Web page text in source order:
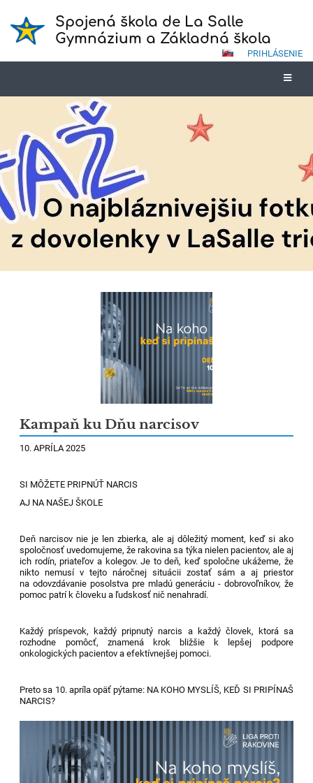
Spojená škola de La Salle
Gymnázium a Základná škola
PRIHLÁSENIE
Kampaň ku Dňu narcisov
10. APRÍLA 2025
SI MÔŽETE PRIPNÚŤ NARCIS
AJ NA NAŠEJ ŠKOLE
Deň narcisov nie je len zbierka, ale aj dôležitý moment, keď si ako
spoločnosť uvedomujeme, že rakovina sa týka nielen pacientov, ale aj
ich rodín, priateľov a kolegov. Je to deň, keď spoločne ukážeme, že
nikto nemusí v tejto náročnej situácii zostať sám a aj priestor
na odovzdávanie posolstva pre mladú generáciu - dobrovoľníkov, že
pomoc patrí k človeku a ľudskosť nič nenahradí.
Každý príspevok, každý pripnutý narcis a každý človek, ktorá sa
rozhodne pomôcť, znamená krok bližšie k lepšej podpore
onkologických pacientov a efektívnejšej pomoci.
Preto sa 10. apríla opäť pýtame: NA KOHO MYSLÍŠ, KEĎ SI PRIPÍNAŠ
NARCIS?